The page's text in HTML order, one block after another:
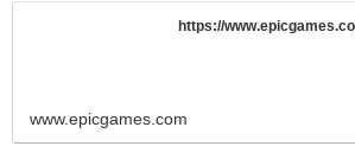
https://
www.epicgames.com